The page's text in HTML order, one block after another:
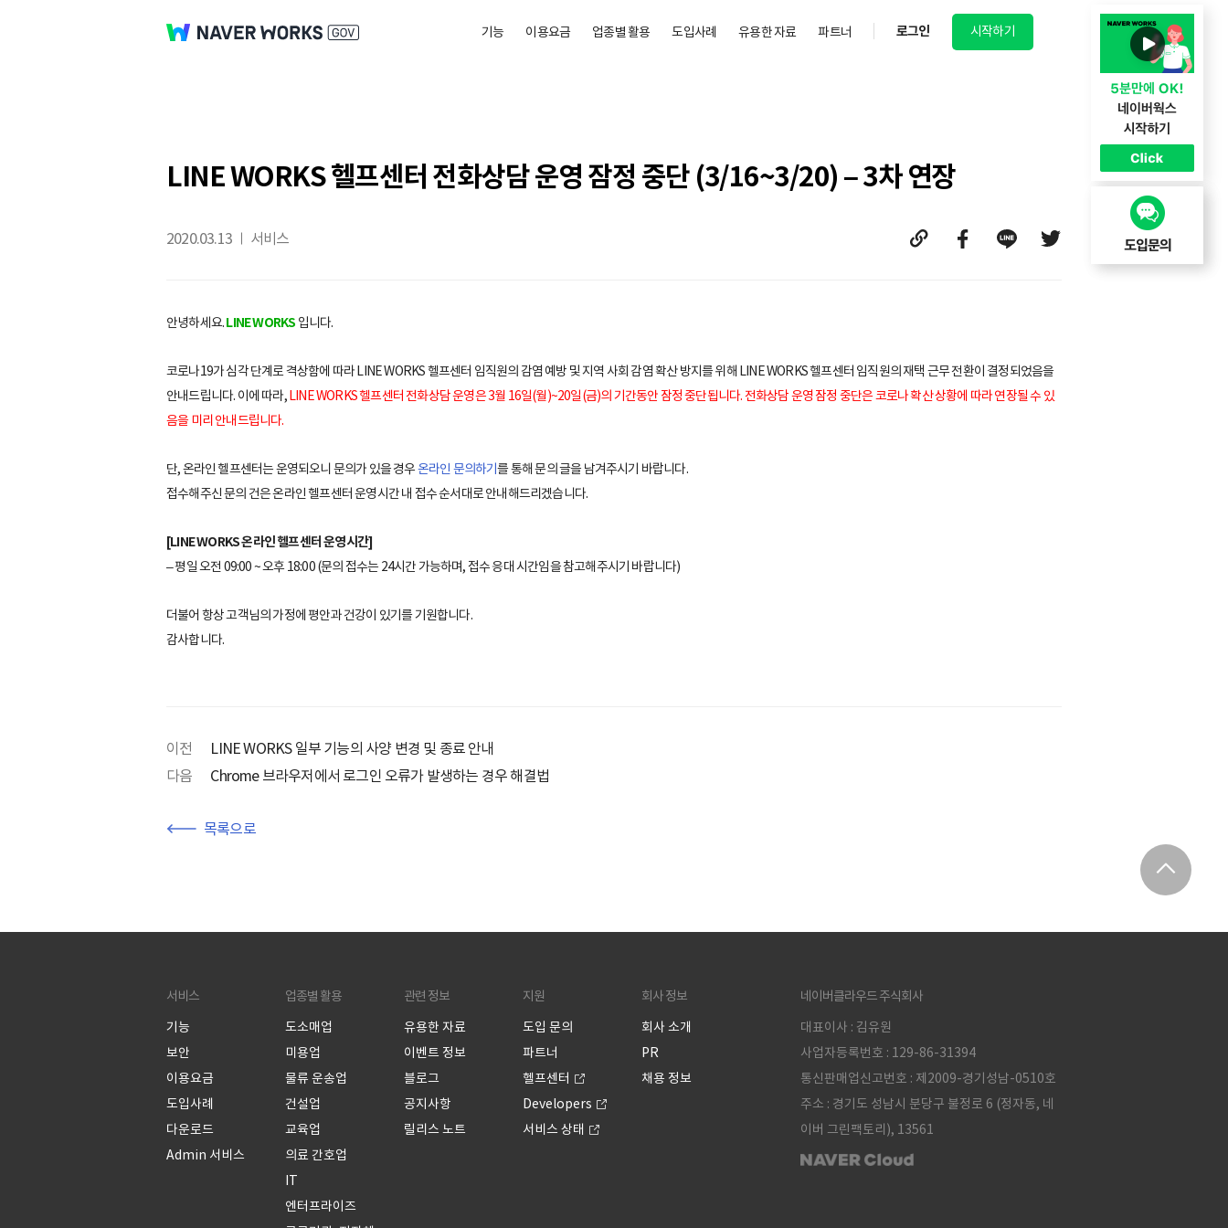
기능 이용요금 업종별 활용 도입사례 유용한 자료 파트너 로그인 시작하기
LINE WORKS 헬프센터 전화상담 운영 잠정 중단 (3/16~3/20) – 3차 연장
2020.03.13 서비스
안녕하세요.LINE WORKS 입니다.
코로나19가 심각 단계로 격상함에 따라 LINE WORKS 헬프센터 임직원의 감염 예방 및 지역 사회 감염 확산 방지를 위해 LINE WORKS 헬프센터 임직원의 재택 근무 전환이 결정되었음을
안내드립니다. 이에 따라,LINE WORKS 헬프센터 전화상담 운영은 3월 16일(월)~20일(금)의 기간동안 잠정 중단됩니다. 전화상담 운영 잠정 중단은 코로나 확산 상황에 따라 연장될 수 있
음을 미리 안내드립니다.
단, 온라인 헬프센터는 운영되오니 문의가 있을 경우온라인 문의하기를 통해 문의 글을 남겨주시기 바랍니다.
접수해주신 문의 건은 온라인 헬프센터 운영시간 내 접수 순서대로 안내해드리겠습니다.
[LINE WORKS 온라인 헬프센터 운영시간]
– 평일 오전 09:00 ~ 오후 18:00 (문의 접수는 24시간 가능하며, 접수 응대 시간임을 참고해주시기 바랍니다)
더불어 항상 고객님의 가정에 평안과 건강이 있기를 기원합니다.
감사합니다.
이전
LINE WORKS 일부 기능의 사양 변경 및 종료 안내
다음
Chrome 브라우저에서 로그인 오류가 발생하는 경우 해결법
목록으로
서비스
기능
보안
이용요금
도입사례
다운로드
Admin 서비스
업종별 활용
도소매업
미용업
물류 운송업
건설업
교육업
의료 간호업
IT
엔터프라이즈
관련 정보
유용한 자료
이벤트 정보
블로그
공지사항
릴리스 노트
지원
도입 문의
파트너
헬프센터
Developers
서비스 상태
회사 정보
회사 소개
PR
채용 정보
네이버클라우드 주식회사
대표이사 : 김유원
사업자등록번호 : 129-86-31394
통신판매업신고번호 : 제2009-경기성남-0510호
주소 : 경기도 성남시 분당구 불정로 6 (정자동, 네
이버 그린팩토리), 13561